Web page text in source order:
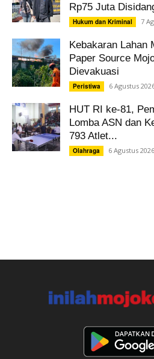
Rp75 Juta
Hukum dan Kriminal 7
Kebakaran Lahan
Paper Source
Dievakuasi
Peristiwa 6 Agustus
HUT RI ke-81,
Lomba ASN dan
793 Atlet...
Olahraga 6 Agustus 2026